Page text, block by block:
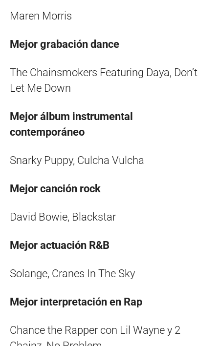
Maren Morris
Mejor grabación dance
The Chainsmokers Featuring Daya, Don’t
Let Me Down
Mejor álbum instrumental
contemporáneo
Snarky Puppy, Culcha Vulcha
Mejor canción rock
David Bowie, Blackstar
Mejor actuación R&B
Solange, Cranes In The Sky
Mejor interpretación en Rap
Chance the Rapper con Lil Wayne y 2